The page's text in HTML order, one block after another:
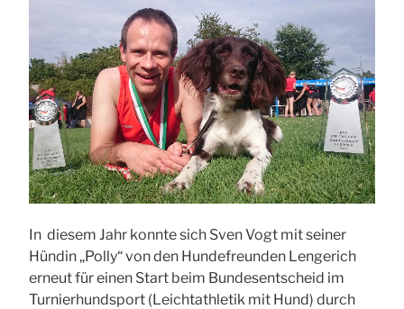
In diesem Jahr konnte sich Sven Vogt mit seiner
Hündin „Polly“ von den Hundefreunden Lengerich
erneut für einen Start beim Bundesentscheid im
Turnierhundsport (Leichtathletik mit Hund) durch